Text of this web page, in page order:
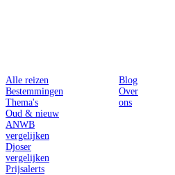
Alle reizen
Bestemmingen
Thema's
Oud & nieuw
ANWB
vergelijken
Djoser
vergelijken
Prijsalerts
Blog
Over
ons